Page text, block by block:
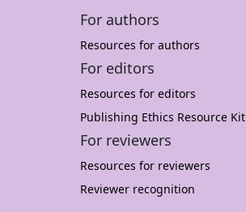
For authors
Resources for authors
For editors
Resources for editors
Publishing Ethics Resource Kit
For reviewers
Resources for reviewers
Reviewer recognition